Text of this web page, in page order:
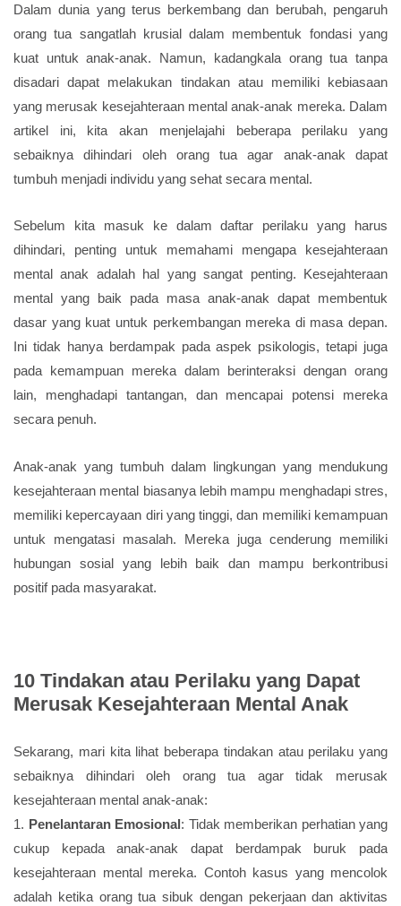
Dalam dunia yang terus berkembang dan berubah, pengaruh
orang tua sangatlah krusial dalam membentuk fondasi yang
kuat untuk anak-anak. Namun, kadangkala orang tua tanpa
disadari dapat melakukan tindakan atau memiliki kebiasaan
yang merusak kesejahteraan mental anak-anak mereka. Dalam
artikel ini, kita akan menjelajahi beberapa perilaku yang
sebaiknya dihindari oleh orang tua agar anak-anak dapat
tumbuh menjadi individu yang sehat secara mental.
Sebelum kita masuk ke dalam daftar perilaku yang harus
dihindari, penting untuk memahami mengapa kesejahteraan
mental anak adalah hal yang sangat penting. Kesejahteraan
mental yang baik pada masa anak-anak dapat membentuk
dasar yang kuat untuk perkembangan mereka di masa depan.
Ini tidak hanya berdampak pada aspek psikologis, tetapi juga
pada kemampuan mereka dalam berinteraksi dengan orang
lain, menghadapi tantangan, dan mencapai potensi mereka
secara penuh.
Anak-anak yang tumbuh dalam lingkungan yang mendukung
kesejahteraan mental biasanya lebih mampu menghadapi stres,
memiliki kepercayaan diri yang tinggi, dan memiliki kemampuan
untuk mengatasi masalah. Mereka juga cenderung memiliki
hubungan sosial yang lebih baik dan mampu berkontribusi
positif pada masyarakat.
10 Tindakan atau Perilaku yang Dapat
Merusak Kesejahteraan Mental Anak
Sekarang, mari kita lihat beberapa tindakan atau perilaku yang
sebaiknya dihindari oleh orang tua agar tidak merusak
kesejahteraan mental anak-anak:
1. Penelantaran Emosional: Tidak memberikan perhatian yang
cukup kepada anak-anak dapat berdampak buruk pada
kesejahteraan mental mereka. Contoh kasus yang mencolok
adalah ketika orang tua sibuk dengan pekerjaan dan aktivitas